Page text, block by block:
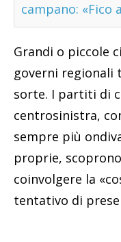
campano:
Grandi o piccole
governi regionali
sorte. I partiti di
centrosinistra,
sempre più
proprie,
coinvolgere la
tentativo di